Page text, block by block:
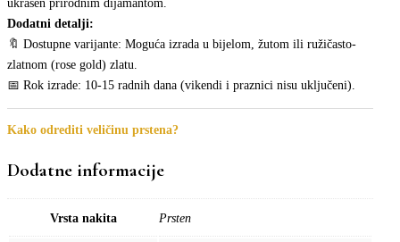
ukrašen prirodnim dijamantom.
Dodatni detalji:
🔖 Dostupne varijante: Moguća izrada u bijelom, žutom ili ružičasto-
zlatnom (rose gold) zlatu.
📅 Rok izrade: 10-15 radnih dana (vikendi i praznici nisu uključeni).
Kako odrediti veličinu prstena?
Dodatne informacije
Vrsta nakita Prsten